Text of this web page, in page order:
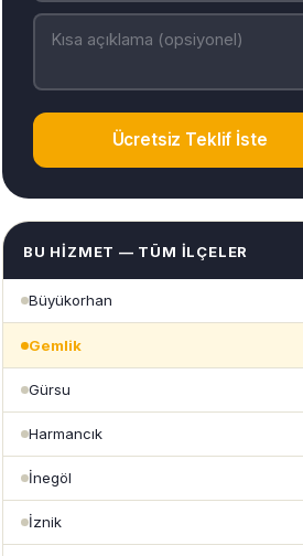
Ücretsiz Teklif İste
BU HIZMET — TÜM İLÇELER
Büyükorhan
Gemlik
Gürsu
Harmancık
İnegöl
İznik